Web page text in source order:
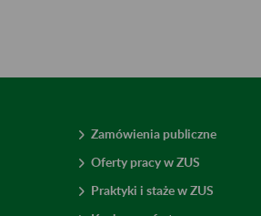
Zamówienia publiczne
Oferty pracy w ZUS
Praktyki i staże w ZUS